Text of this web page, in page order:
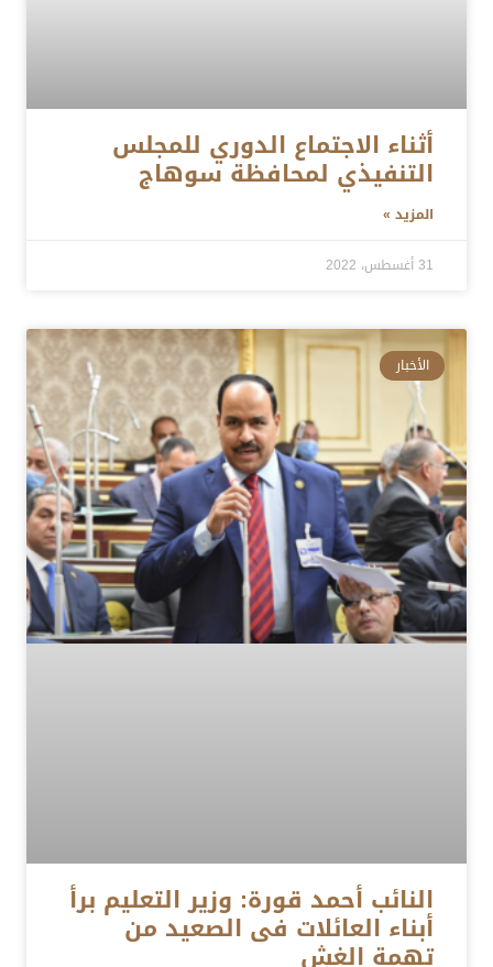
أثناء الاجتماع الدوري للمجلس
التنفيذي لمحافظة سوهاج
المزيد »
31 أغسطس، 2022
الأخبار
النائب أحمد قورة: وزير التعليم برأ
أبناء العائلات فى الصعيد من
تهمة الغش